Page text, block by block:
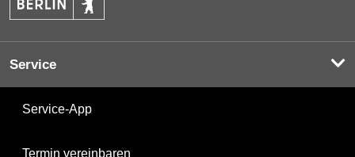
Service
Service-App
Termin vereinbaren